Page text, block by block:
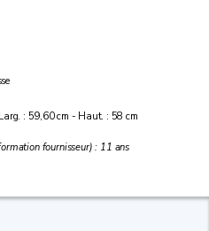
: 59,60 cm - Haut. : 58 cm
fournisseur) : 11 ans